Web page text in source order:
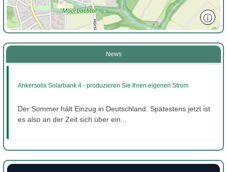
ⓘ
News
Ankersolix Solarbank 4 - produzieren Sie Ihren eigenen Strom
Der Sommer hält Einzug in Deutschland. Spätestens jetzt ist
es also an der Zeit sich über ein...